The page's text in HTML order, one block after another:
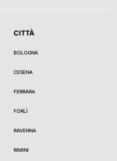
CITTÀ
BOLOGNA
CESENA
FERRARA
FORLÌ
RAVENNA
RIMINI